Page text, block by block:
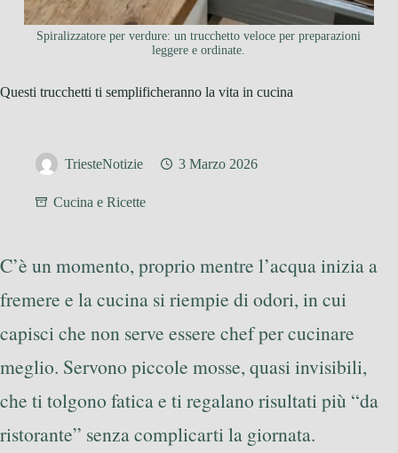
Spiralizzatore per verdure: un trucchetto veloce per preparazioni
leggere e ordinate.
Questi trucchetti ti semplificheranno la vita in cucina
TriesteNotizie 3 Marzo 2026
Cucina e Ricette
C’è un momento, proprio mentre l’acqua inizia a
fremere e la cucina si riempie di odori, in cui
capisci che non serve essere chef per cucinare
meglio. Servono piccole mosse, quasi invisibili,
che ti tolgono fatica e ti regalano risultati più “da
ristorante” senza complicarti la giornata.